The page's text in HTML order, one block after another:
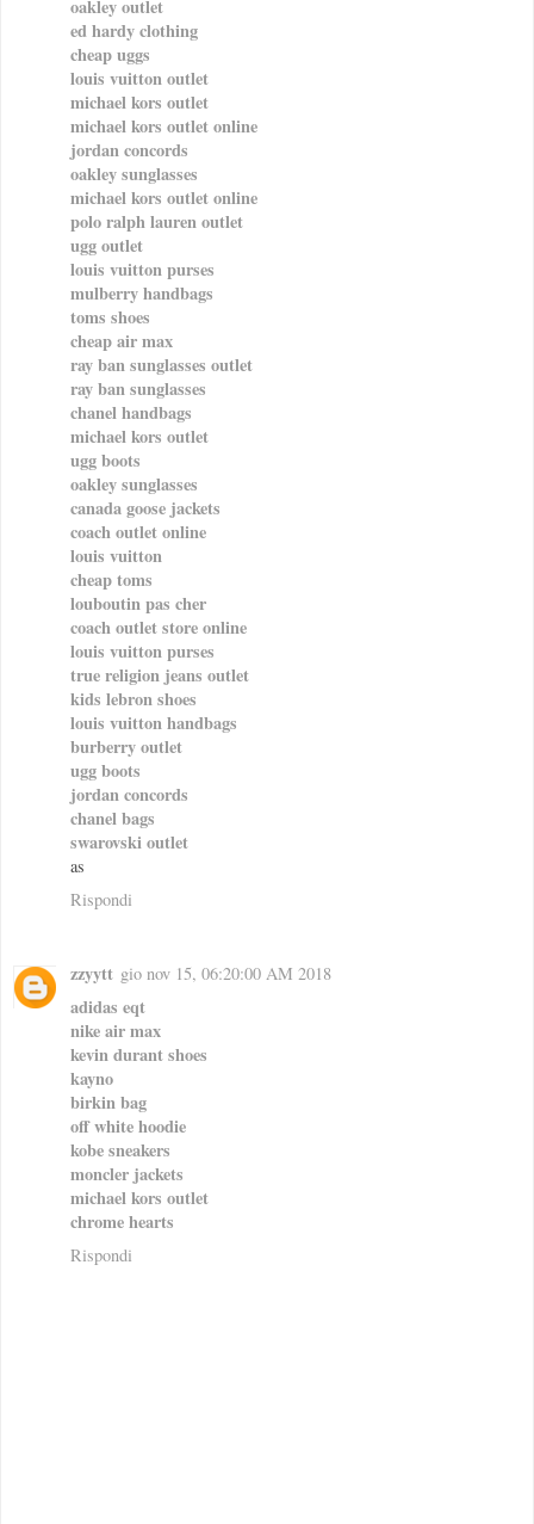
oakley outlet
ed hardy clothing
cheap uggs
louis vuitton outlet
michael kors outlet
michael kors outlet online
jordan concords
oakley sunglasses
michael kors outlet online
polo ralph lauren outlet
ugg outlet
louis vuitton purses
mulberry handbags
toms shoes
cheap air max
ray ban sunglasses outlet
ray ban sunglasses
chanel handbags
michael kors outlet
ugg boots
oakley sunglasses
canada goose jackets
coach outlet online
louis vuitton
cheap toms
louboutin pas cher
coach outlet store online
louis vuitton purses
true religion jeans outlet
kids lebron shoes
louis vuitton handbags
burberry outlet
ugg boots
jordan concords
chanel bags
swarovski outlet
as
Rispondi
zzyytt gio nov 15, 06:20:00 AM 2018
adidas eqt
nike air max
kevin durant shoes
kayno
birkin bag
off white hoodie
kobe sneakers
moncler jackets
michael kors outlet
chrome hearts
Rispondi